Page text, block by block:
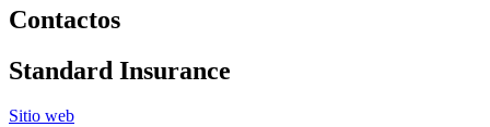
Contactos
Standard Insurance
Sitio web